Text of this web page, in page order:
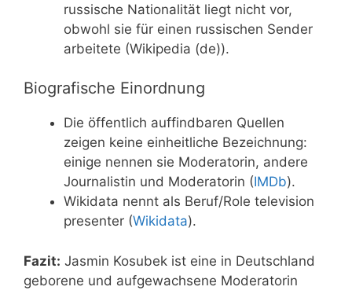
russische Nationalität liegt nicht vor,
obwohl sie für einen russischen Sender
arbeitete (Wikipedia (de)).
Biografische Einordnung
Die öffentlich auffindbaren Quellen
zeigen keine einheitliche Bezeichnung:
einige nennen sie Moderatorin, andere
Journalistin und Moderatorin (IMDb).
Wikidata nennt als Beruf/Role television
presenter (Wikidata).
Fazit: Jasmin Kosubek ist eine in Deutschland
geborene und aufgewachsene Moderatorin